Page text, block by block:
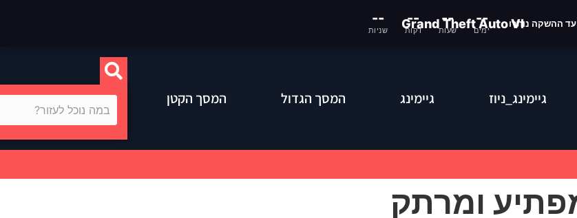
עד ההשקה נותרוGrand Theft Auto VI
--
ימים
--
שעות
--
דקות
--
שניות
גיימינג_ניוז גיימינג המסך הגדול המסך הקטן